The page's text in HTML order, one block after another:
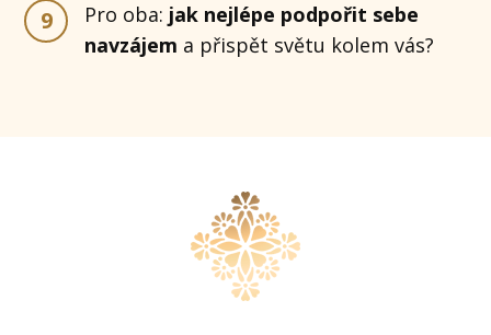
9 Pro oba: jak nejlépe podpořit sebe
navzájem a přispět světu kolem vás?